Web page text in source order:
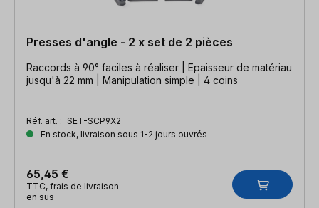
Presses d'angle - 2 x set de 2 pièces
Raccords à 90° faciles à réaliser | Epaisseur de matériau
jusqu'à 22 mm | Manipulation simple | 4 coins
Réf. art. : SET-SCP9X2
En stock, livraison sous 1-2 jours ouvrés
65,45 €
TTC, frais de livraison
en sus